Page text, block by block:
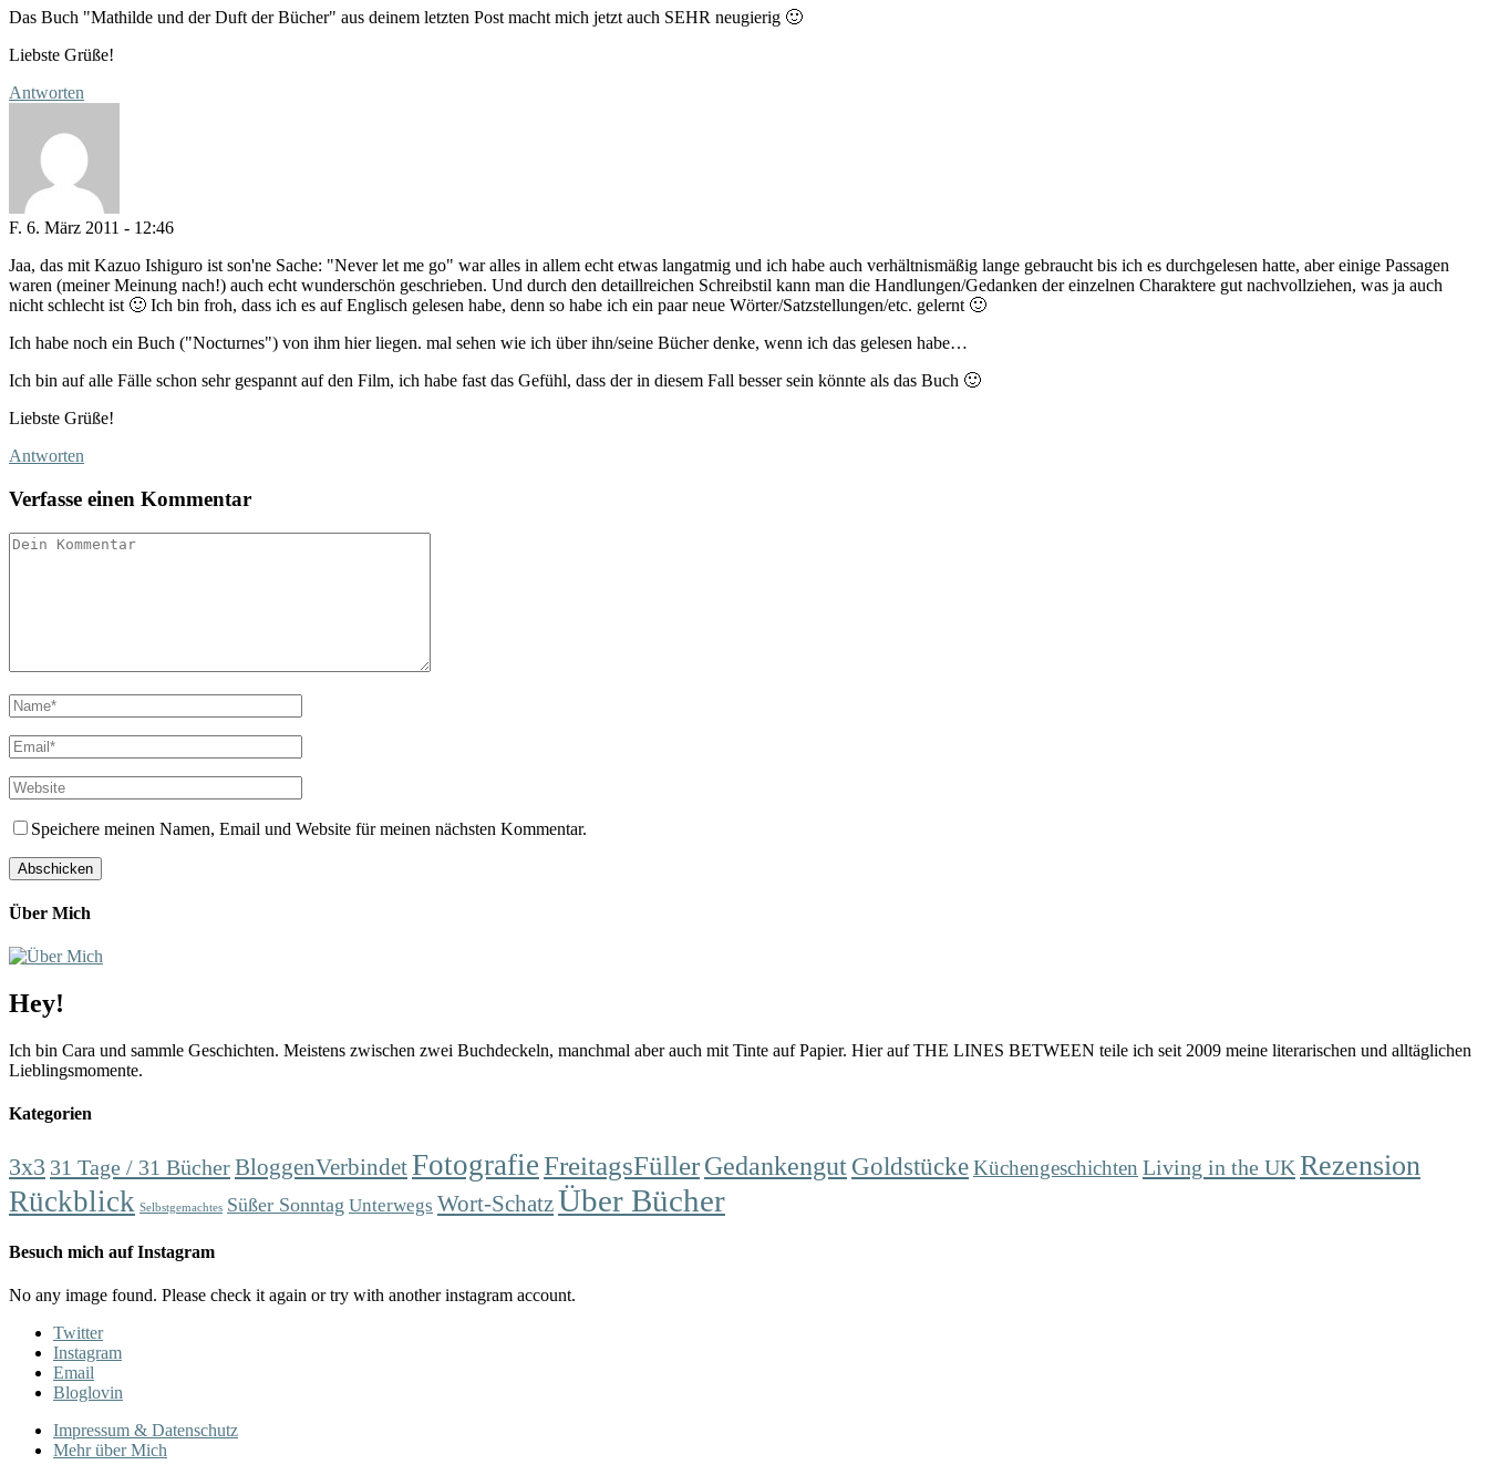
Das Buch "Mathilde und der Duft der Bücher" aus deinem letzten Post macht mich jetzt auch SEHR neugierig 🙂
Liebste Grüße!
Antworten
F. 6. März 2011 - 12:46
Jaa, das mit Kazuo Ishiguro ist son'ne Sache: "Never let me go" war alles in allem echt etwas langatmig und ich habe auch verhältnismäßig lange gebraucht bis ich es durchgelesen hatte, aber einige Passagen
waren (meiner Meinung nach!) auch echt wunderschön geschrieben. Und durch den detaillreichen Schreibstil kann man die Handlungen/Gedanken der einzelnen Charaktere gut nachvollziehen, was ja auch
nicht schlecht ist 🙂 Ich bin froh, dass ich es auf Englisch gelesen habe, denn so habe ich ein paar neue Wörter/Satzstellungen/etc. gelernt 🙂
Ich habe noch ein Buch ("Nocturnes") von ihm hier liegen. mal sehen wie ich über ihn/seine Bücher denke, wenn ich das gelesen habe…
Ich bin auf alle Fälle schon sehr gespannt auf den Film, ich habe fast das Gefühl, dass der in diesem Fall besser sein könnte als das Buch 🙂
Liebste Grüße!
Antworten
Verfasse einen Kommentar
Speichere meinen Namen, Email und Website für meinen nächsten Kommentar.
Über Mich
Hey!
Ich bin Cara und sammle Geschichten. Meistens zwischen zwei Buchdeckeln, manchmal aber auch mit Tinte auf Papier. Hier auf THE LINES BETWEEN teile ich seit 2009 meine literarischen und alltäglichen
Lieblingsmomente.
Kategorien
3x3 31 Tage / 31 BücherBloggenVerbindetFotografieFreitagsFüllerGedankengut GoldstückeKüchengeschichten Living in the UK Rezension
Rückblick Selbstgemachtes Süßer Sonntag Unterwegs Wort-SchatzÜber Bücher
Besuch mich auf Instagram
No any image found. Please check it again or try with another instagram account.
Twitter
Instagram
Email
Bloglovin
Impressum & Datenschutz
Mehr über Mich